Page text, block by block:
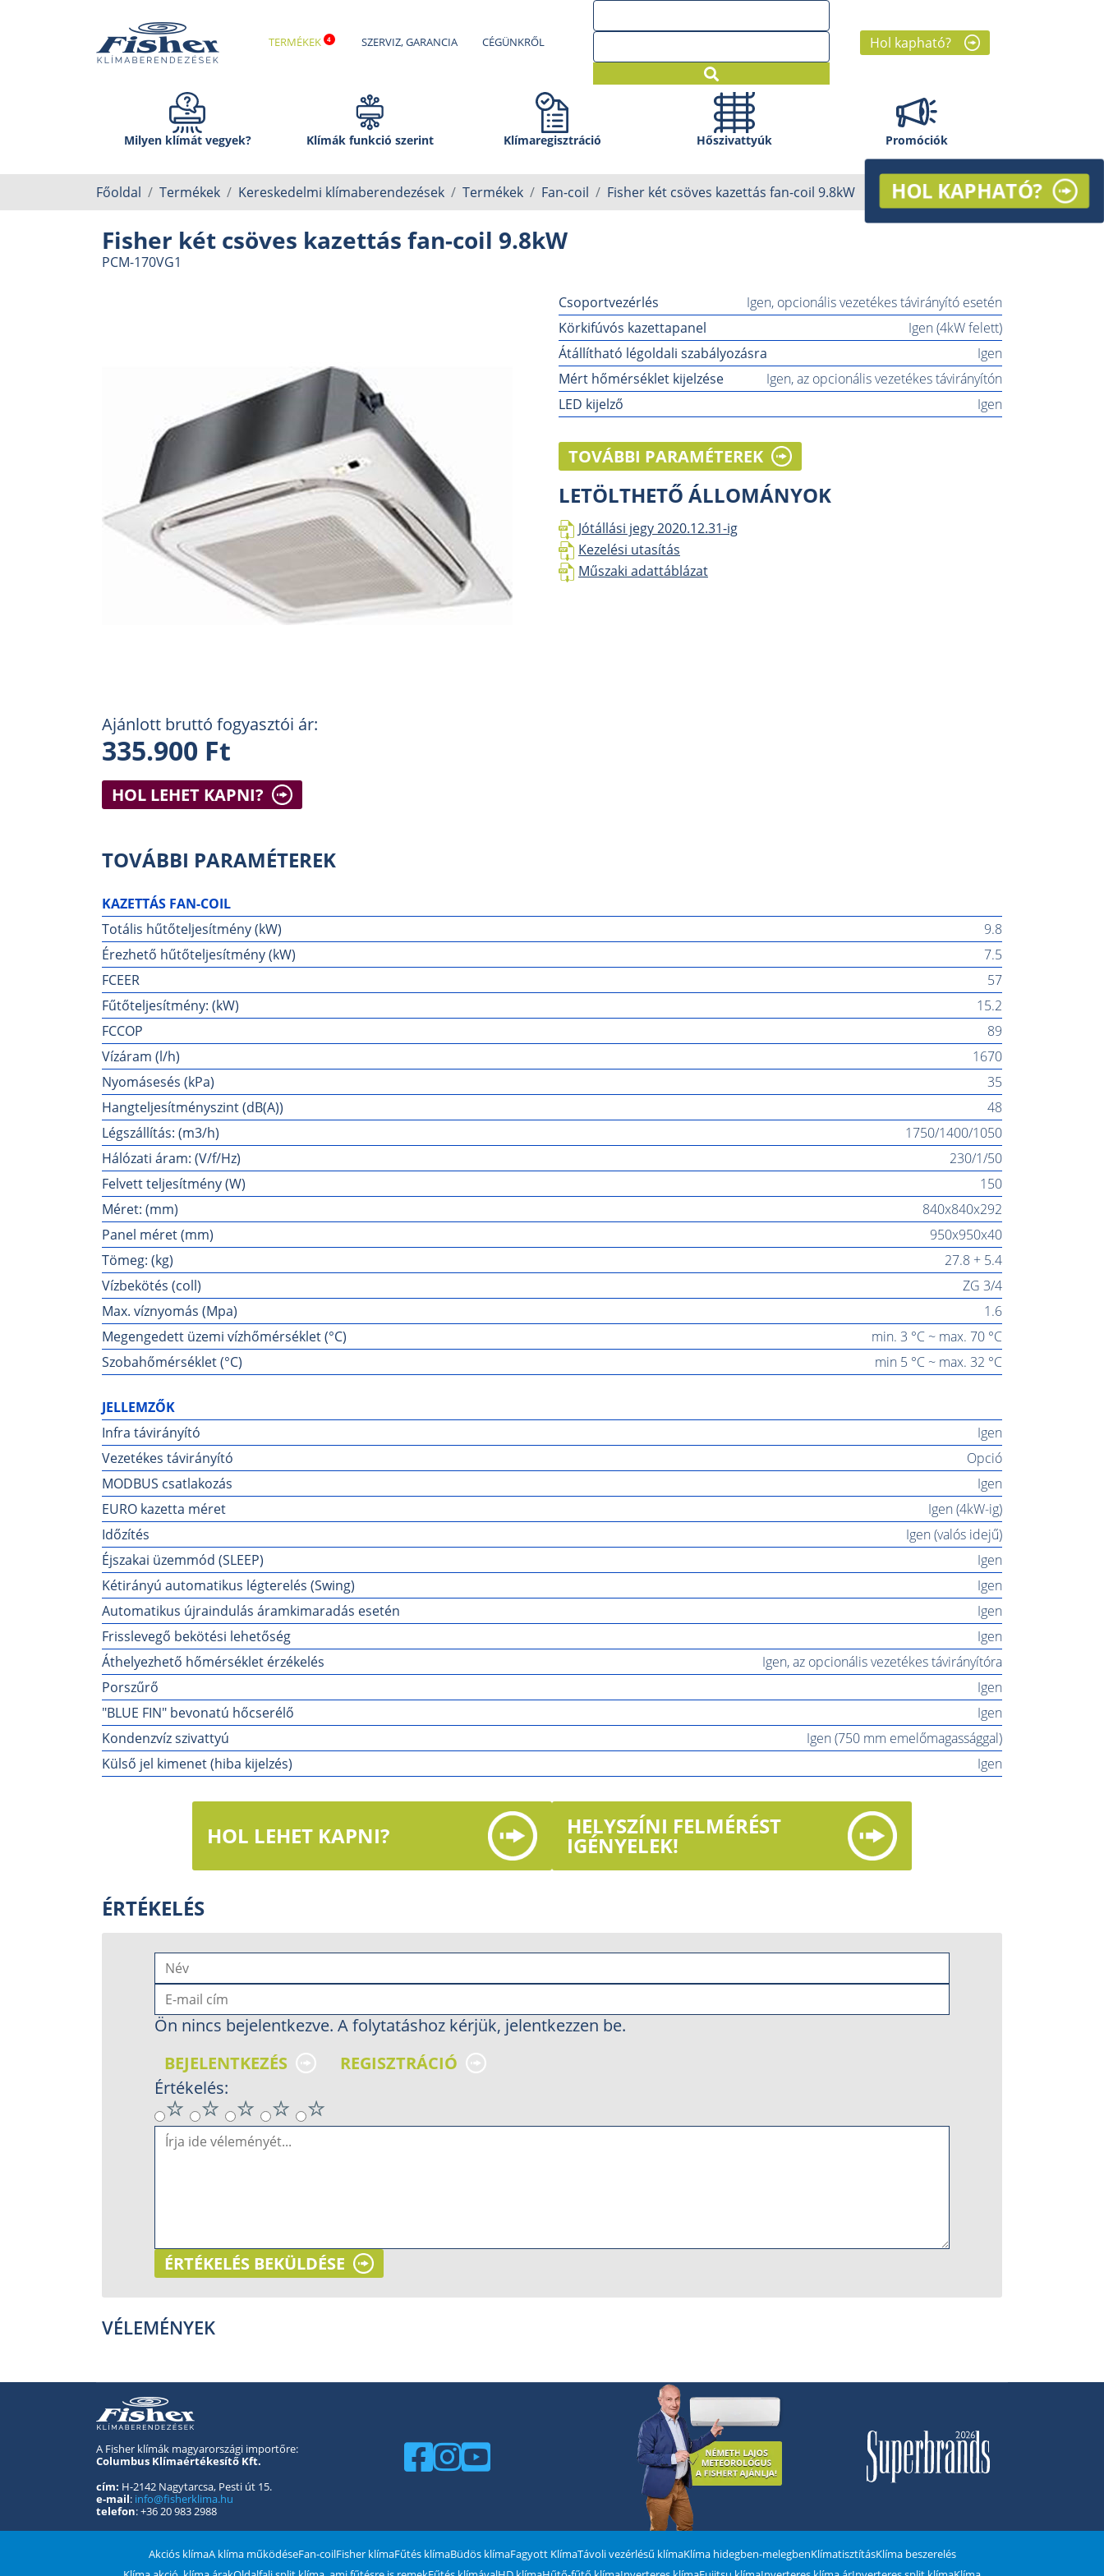
TERMÉKEK SZERVIZ, GARANCIA CÉGÜNKRŐL Hol kapható?
Milyen klímát vegyek? Klímák funkció szerint Klíma­regisztráció Hőszivattyúk Promóciók
Főoldal Termékek Kereskedelmi klímaberendezések Termékek Fan-coil Fisher két csöves kazettás fan-coil 9.8kW
Fisher két csöves kazettás fan-coil 9.8kW
PCM-170VG1
Ajánlott bruttó fogyasztói ár:
335.900 Ft
HOL LEHET KAPNI?
Csoportvezérlés
Igen, opcionális vezetékes távirányító esetén
Körkifúvós kazettapanel
Igen (4kW felett)
Átállítható légoldali szabályozásra
Igen
Mért hőmérséklet kijelzése
Igen, az opcionális vezetékes távirányítón
LED kijelző
Igen
TOVÁBBI PARAMÉTEREK
LETÖLTHETŐ ÁLLOMÁNYOK
Jótállási jegy 2020.12.31-ig
Kezelési utasítás
Műszaki adattáblázat
TOVÁBBI PARAMÉTEREK
KAZETTÁS FAN-COIL
Totális hűtőteljesítmény (kW)
9.8
Érezhető hűtőteljesítmény (kW)
7.5
FCEER
57
Fűtőteljesítmény: (kW)
15.2
FCCOP
89
Vízáram (l/h)
1670
Nyomásesés (kPa)
35
Hangteljesítményszint (dB(A))
48
Légszállítás: (m3/h)
1750/1400/1050
Hálózati áram: (V/f/Hz)
230/1/50
Felvett teljesítmény (W)
150
Méret: (mm)
840x840x292
Panel méret (mm)
950x950x40
Tömeg: (kg)
27.8 + 5.4
Vízbekötés (coll)
ZG 3/4
Max. víznyomás (Mpa)
1.6
Megengedett üzemi vízhőmérséklet (°C)
min. 3 °C ~ max. 70 °C
Szobahőmérséklet (°C)
min 5 °C ~ max. 32 °C
JELLEMZŐK
Infra távirányító
Igen
Vezetékes távirányító
Opció
MODBUS csatlakozás
Igen
EURO kazetta méret
Igen (4kW-ig)
Időzítés
Igen (valós idejű)
Éjszakai üzemmód (SLEEP)
Igen
Kétirányú automatikus légterelés (Swing)
Igen
Automatikus újraindulás áramkimaradás esetén
Igen
Frisslevegő bekötési lehetőség
Igen
Áthelyezhető hőmérséklet érzékelés
Igen, az opcionális vezetékes távirányítóra
Porszűrő
Igen
"BLUE FIN" bevonatú hőcserélő
Igen
Kondenzvíz szivattyú
Igen (750 mm emelőmagassággal)
Külső jel kimenet (hiba kijelzés)
Igen
HOL LEHET KAPNI? HELYSZÍNI FELMÉRÉST
IGÉNYELEK!
ÉRTÉKELÉS
Ön nincs bejelentkezve. A folytatáshoz kérjük, jelentkezzen be.
BEJELENTKEZÉS
REGISZTRÁCIÓ
Értékelés:
ÉRTÉKELÉS BEKÜLDÉSE
VÉLEMÉNYEK
HOL KAPHATÓ?
A Fisher klímák magyarországi importőre:
Columbus Klímaértékesítő Kft.
cím: H-2142 Nagytarcsa, Pesti út 15.
e-mail: info@fisherklima.hu
telefon: +36 20 983 2988
Akciós klímaA klíma működéseFan-coilFisher klímaFűtés klímaBüdös klímaFagyott KlímaTávoli vezérlésű klímaKlíma hidegben-melegbenKlímatisztításKlíma beszerelés